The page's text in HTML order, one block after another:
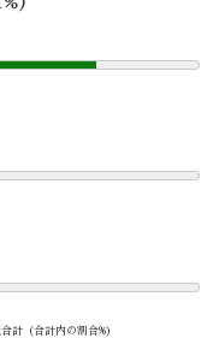
計（合計内の割合%）